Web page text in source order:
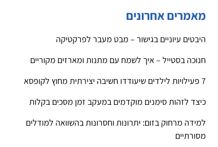
מאמרים אחרונים
היבטים עיוניים בגישור – מבט מעבר לפרקטיקה
חנוכה בסטייל – איך לשמח עם מתנות ומארזים מקוריים
7 פעילויות לילדים שיעודדו חשיבה יצירתית מחוץ לקופסא
כיצד לזהות סימנים מוקדמים במעקב זמן מסכים בקלות
למידה מרחוק בזום: יתרונות וחסרונות בהשוואה למודלים
מסורתיים